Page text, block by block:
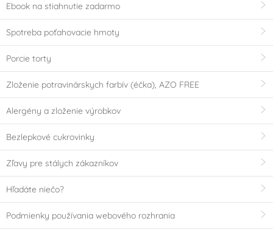
Ebook na stiahnutie zadarmo
Spotreba poťahovacie hmoty
Porcie torty
Zloženie potravinárskych farbív (éčka), AZO FREE
Alergény a zloženie výrobkov
Bezlepkové cukrovinky
Zľavy pre stálych zákazníkov
Hľadáte niečo?
Podmienky používania webového rozhrania